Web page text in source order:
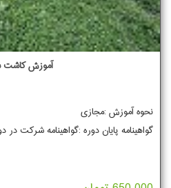
آموزش کاشت
نحوه آموزش :مجازی
گواهینامه پایان دوره :گواهینامه شرکت در